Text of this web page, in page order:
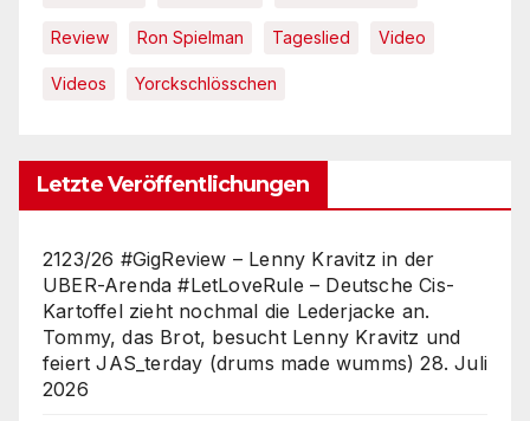
Review Ron Spielman Tageslied Video
Videos Yorckschlösschen
Letzte Veröffentlichungen
2123/26 #GigReview – Lenny Kravitz in der
UBER-Arenda #LetLoveRule – Deutsche Cis-
Kartoffel zieht nochmal die Lederjacke an.
Tommy, das Brot, besucht Lenny Kravitz und
feiert JAS_terday (drums made wumms) 28. Juli
2026